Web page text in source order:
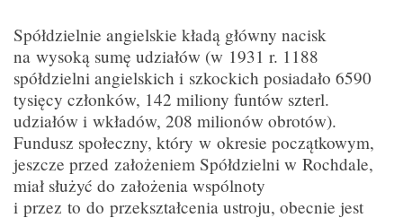
Spółdzielnie angielskie kładą główny nacisk
na wysoką sumę udziałów (w 1931 r. 1188
spółdzielni angielskich i szkockich posiadało 6590
tysięcy członków, 142 miliony funtów szterl.
udziałów i wkładów, 208 milionów obrotów).
Fundusz społeczny, który w okresie początkowym,
jeszcze przed założeniem Spółdzielni w Rochdale,
miał służyć do założenia wspólnoty
i przez to do przekształcenia ustroju, obecnie jest